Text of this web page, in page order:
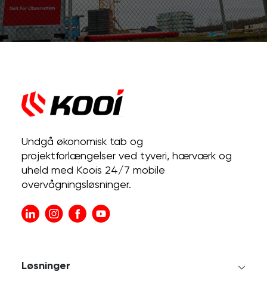
Undgå økonomisk tab og
projektforlængelser ved tyveri, hærværk og
uheld med Koois 24/7 mobile
overvågningsløsninger.
Løsninger